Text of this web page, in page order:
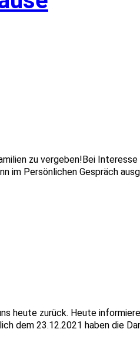
zu vergeben!Bei
im Persönlichen Gespräch
heute zurück. Heute
dem 23.12.2021 haben die